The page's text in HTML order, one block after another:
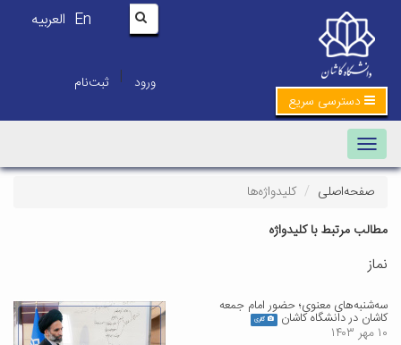
En العربیه
ورود | ثبت‌نام
دسترسی سریع
Toggle navigation
صفحه‌اصلی
کلیدواژه‌ها
مطالب مرتبط با کلیدواژه
نماز
سه‎‌شنبه‌های معنوی؛ حضور امام جمعه
کاشان در دانشگاه کاشان گالری
۱۰ مهر ۱۴۰۳